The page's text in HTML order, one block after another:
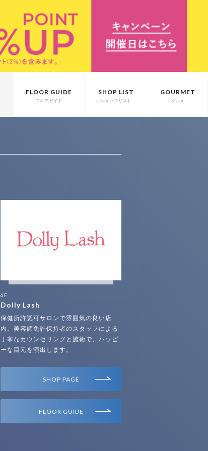
FLOOR GUIDE
フロアガイド
SHOP LIST
ショップリスト
GOURMET
グルメ
6F
Dolly Lash
保健所許認可サロンで雰囲気の良い店
内。美容師免許保持者のスタッフによる
丁寧なカウンセリングと施術で、ハッピ
ーな目元を演出します。
SHOP PAGE
FLOOR GUIDE